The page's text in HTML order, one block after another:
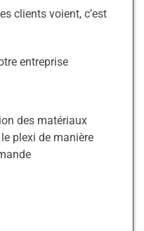
clients voient, c’est
entreprise
des matériaux
plexi de manière